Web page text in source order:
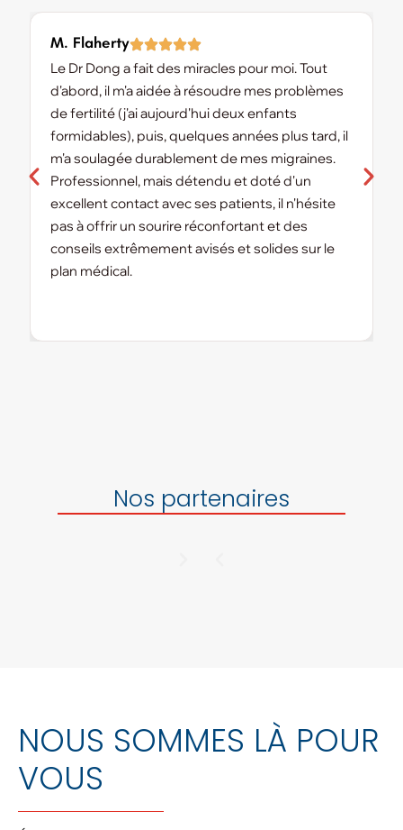
M. Flaherty
Le Dr Dong a fait des miracles pour moi. Tout
d'abord, il m'a aidée à résoudre mes problèmes
de fertilité (j'ai aujourd'hui deux enfants
formidables), puis, quelques années plus tard, il
m'a soulagée durablement de mes migraines.
Professionnel, mais détendu et doté d'un
excellent contact avec ses patients, il n'hésite
pas à offrir un sourire réconfortant et des
conseils extrêmement avisés et solides sur le
plan médical.
Nos partenaires
NOUS SOMMES LÀ POUR
VOUS